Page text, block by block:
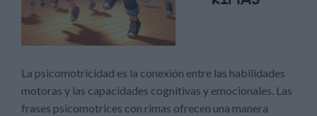
La psicomotricidad es la conexión entre las habilidades
motoras y las capacidades cognitivas y emocionales. Las
frases psicomotrices con rimas ofrecen una manera